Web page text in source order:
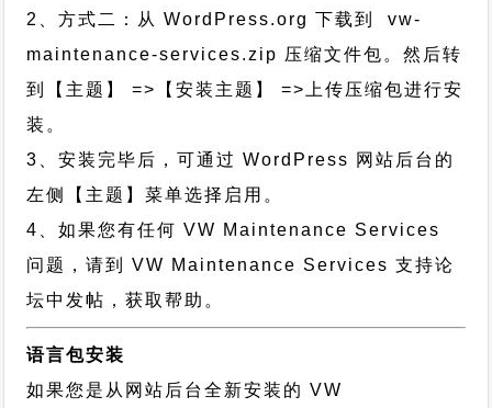
2、方式二：从 WordPress.org 下载到 vw-
maintenance-services.zip 压缩文件包。然后转
到【主题】 =>【安装主题】 =>上传压缩包进行安
装。
3、安装完毕后，可通过 WordPress 网站后台的
左侧【主题】菜单选择启用。
4、如果您有任何 VW Maintenance Services
问题，请到 VW Maintenance Services 支持论
坛中发帖，获取帮助。
语言包安装
如果您是从网站后台全新安装的 VW